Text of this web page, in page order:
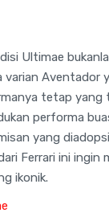
Ultimae
varian Aventador
tetap yang
performa
yang
Ferrari ini ingin
ikonik.